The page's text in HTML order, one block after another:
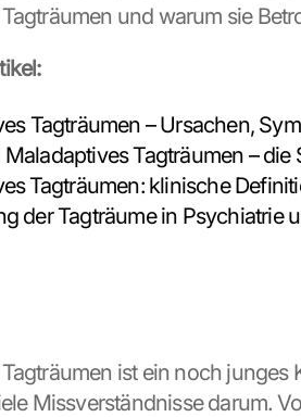
und warum sie
Tagträumen – Ursachen,
Tagträumen – die
Tagträumen: klinische
der Tagträume in Psychiatrie
ist ein noch junges
Missverständnisse darum.